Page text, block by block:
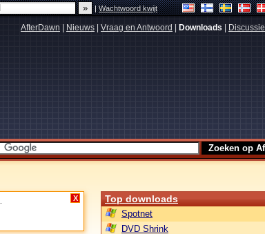
|Wachtwoord kwijt
AfterDawn Nieuws Vraag en Antwoord Downloads Discussie
X Top downloads
Spotnet
DVD Shrink